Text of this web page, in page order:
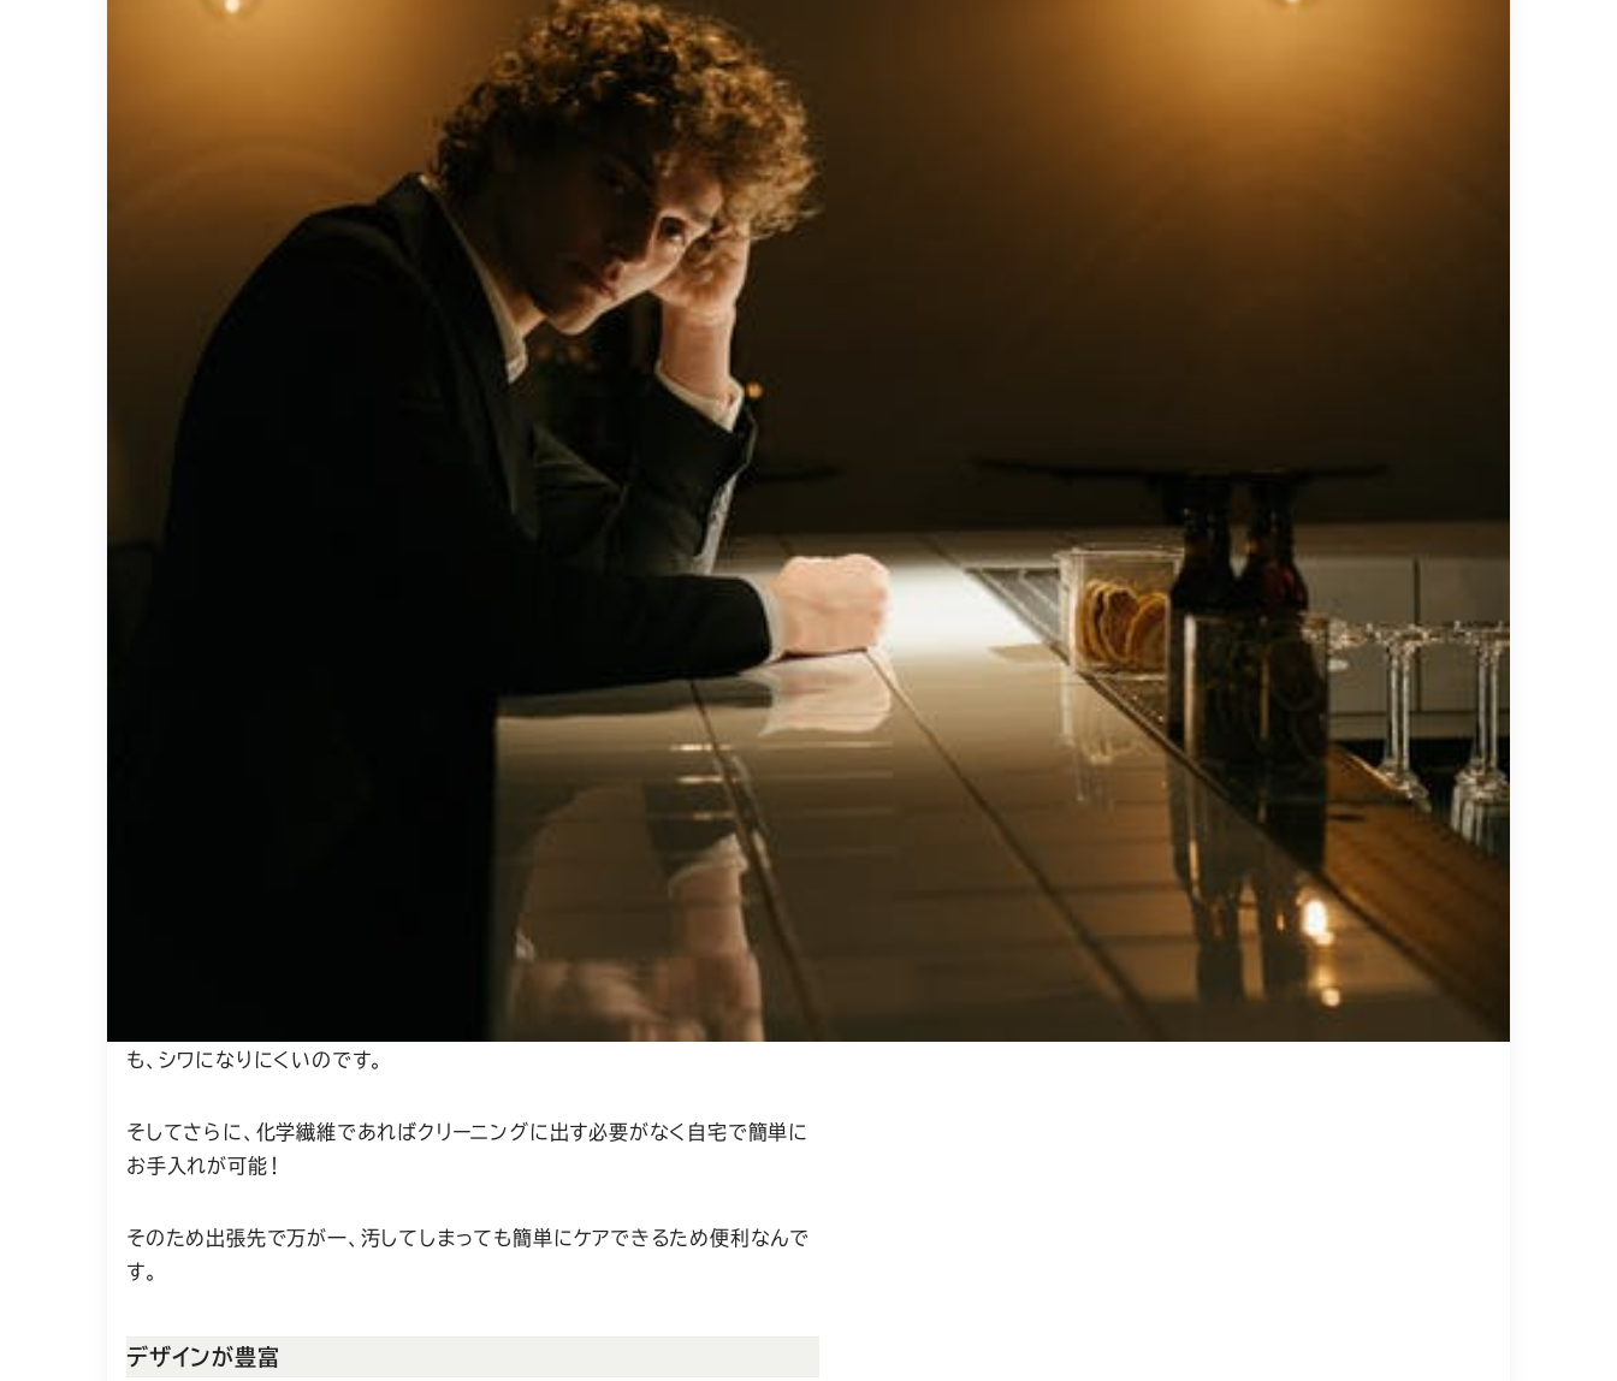
「トラベルジャケット」とは、旅行や出張など長距離移動の際に持ち運びしやす
い機能性に優れたジャケットのことを指し、普段使いも可能なジャケットである
トラベルジャケットに使われている素材の多くは素材は、化学繊維が入ってい
化学繊維（ポリエステルやナイロン）が入っている物は、シワになりにくく耐久
性も良いため移動中にバッグやスーツケースにグルグル丸めて入れておいて
も、シワになりにくいのです。
そしてさらに、化学繊維であればクリーニングに出す必要がなく自宅で簡単に
お手入れが可能！
そのため出張先で万が一、汚してしまっても簡単にケアできるため便利なんで
す。
デザインが豊富